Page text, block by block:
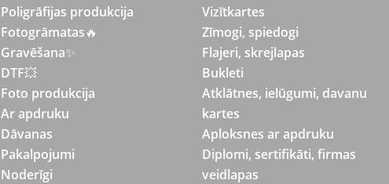
Poligrāfijas produkcija
Fotogrāmatas🔥
Gravēšana✨
DTF💥
Foto produkcija
Ar apdruku
Dāvanas
Pakalpojumi
Noderīgi
Vizītkartes
Zīmogi, spiedogi
Flajeri, skrejlapas
Bukleti
Atklātnes, ielūgumi, davanu
kartes
Aploksnes ar apdruku
Diplomi, sertifikāti, firmas
veidlapas